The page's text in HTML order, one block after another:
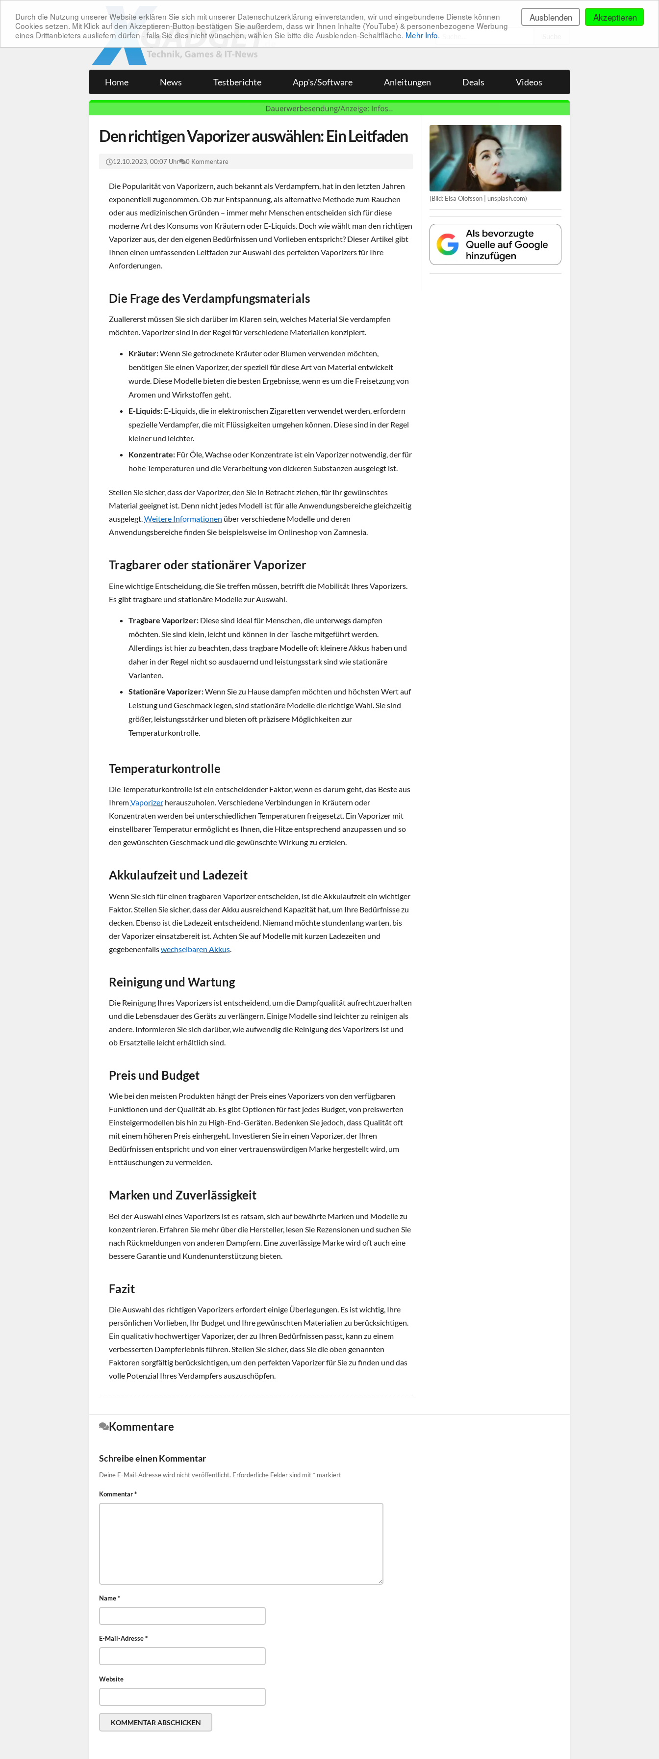
Akzeptieren
Ausblenden
Durch die Nutzung unserer Website erklären Sie sich mit unserer Datenschutzerklärung einverstanden, wir und eingebundene Dienste können
Cookies setzen. Mit Klick auf den Akzeptieren-Button bestätigen Sie außerdem, dass wir Ihnen Inhalte (YouTube) & personenbezogene Werbung
eines Drittanbieters ausliefern dürfen - falls Sie dies nicht wünschen, wählen Sie bitte die Ausblenden-Schaltfläche. Mehr Info.
Home News Testberichte App's/Software Anleitungen Deals Videos
Den richtigen Vaporizer auswählen: Ein Leitfaden
12.10.2023, 00:07 Uhr 0 Kommentare
Die Popularität von Vaporizern, auch bekannt als Verdampfern, hat in den letzten Jahren
exponentiell zugenommen. Ob zur Entspannung, als alternative Methode zum Rauchen
oder aus medizinischen Gründen – immer mehr Menschen entscheiden sich für diese
moderne Art des Konsums von Kräutern oder E-Liquids. Doch wie wählt man den richtigen
Vaporizer aus, der den eigenen Bedürfnissen und Vorlieben entspricht? Dieser Artikel gibt
Ihnen einen umfassenden Leitfaden zur Auswahl des perfekten Vaporizers für Ihre
Anforderungen.
Die Frage des Verdampfungsmaterials
Zuallererst müssen Sie sich darüber im Klaren sein, welches Material Sie verdampfen
möchten. Vaporizer sind in der Regel für verschiedene Materialien konzipiert.
Kräuter:Wenn Sie getrocknete Kräuter oder Blumen verwenden möchten,
benötigen Sie einen Vaporizer, der speziell für diese Art von Material entwickelt
wurde. Diese Modelle bieten die besten Ergebnisse, wenn es um die Freisetzung von
Aromen und Wirkstoffen geht.
E-Liquids: E-Liquids, die in elektronischen Zigaretten verwendet werden, erfordern
spezielle Verdampfer, die mit Flüssigkeiten umgehen können. Diese sind in der Regel
kleiner und leichter.
Konzentrate: Für Öle, Wachse oder Konzentrate ist ein Vaporizer notwendig, der für
hohe Temperaturen und die Verarbeitung von dickeren Substanzen ausgelegt ist.
Stellen Sie sicher, dass der Vaporizer, den Sie in Betracht ziehen, für Ihr gewünschtes
Material geeignet ist. Denn nicht jedes Modell ist für alle Anwendungsbereiche gleichzeitig
ausgelegt.Weitere Informationen über verschiedene Modelle und deren
Anwendungsbereiche finden Sie beispielsweise im Onlineshop von Zamnesia.
Tragbarer oder stationärer Vaporizer
Eine wichtige Entscheidung, die Sie treffen müssen, betrifft die Mobilität Ihres Vaporizers.
Es gibt tragbare und stationäre Modelle zur Auswahl.
Tragbare Vaporizer: Diese sind ideal für Menschen, die unterwegs dampfen
möchten. Sie sind klein, leicht und können in der Tasche mitgeführt werden.
Allerdings ist hier zu beachten, dass tragbare Modelle oft kleinere Akkus haben und
daher in der Regel nicht so ausdauernd und leistungsstark sind wie stationäre
Varianten.
Stationäre Vaporizer:Wenn Sie zu Hause dampfen möchten und höchsten Wert auf
Leistung und Geschmack legen, sind stationäre Modelle die richtige Wahl. Sie sind
größer, leistungsstärker und bieten oft präzisere Möglichkeiten zur
Temperaturkontrolle.
Temperaturkontrolle
Die Temperaturkontrolle ist ein entscheidender Faktor, wenn es darum geht, das Beste aus
IhremVaporizer herauszuholen. Verschiedene Verbindungen in Kräutern oder
Konzentraten werden bei unterschiedlichen Temperaturen freigesetzt. Ein Vaporizer mit
einstellbarer Temperatur ermöglicht es Ihnen, die Hitze entsprechend anzupassen und so
den gewünschten Geschmack und die gewünschte Wirkung zu erzielen.
Akkulaufzeit und Ladezeit
Wenn Sie sich für einen tragbaren Vaporizer entscheiden, ist die Akkulaufzeit ein wichtiger
Faktor. Stellen Sie sicher, dass der Akku ausreichend Kapazität hat, um Ihre Bedürfnisse zu
decken. Ebenso ist die Ladezeit entscheidend. Niemand möchte stundenlang warten, bis
der Vaporizer einsatzbereit ist. Achten Sie auf Modelle mit kurzen Ladezeiten und
gegebenenfallswechselbaren Akkus
Reinigung und Wartung
Die Reinigung Ihres Vaporizers ist entscheidend, um die Dampfqualität aufrechtzuerhalten
und die Lebensdauer des Geräts zu verlängern. Einige Modelle sind leichter zu reinigen als
andere. Informieren Sie sich darüber, wie aufwendig die Reinigung des Vaporizers ist und
ob Ersatzteile leicht erhältlich sind.
Preis und Budget
Wie bei den meisten Produkten hängt der Preis eines Vaporizers von den verfügbaren
Funktionen und der Qualität ab. Es gibt Optionen für fast jedes Budget, von preiswerten
Einsteigermodellen bis hin zu High-End-Geräten. Bedenken Sie jedoch, dass Qualität oft
mit einem höheren Preis einhergeht. Investieren Sie in einen Vaporizer, der Ihren
Bedürfnissen entspricht und von einer vertrauenswürdigen Marke hergestellt wird, um
Enttäuschungen zu vermeiden.
Marken und Zuverlässigkeit
Bei der Auswahl eines Vaporizers ist es ratsam, sich auf bewährte Marken und Modelle zu
konzentrieren. Erfahren Sie mehr über die Hersteller, lesen Sie Rezensionen und suchen Sie
nach Rückmeldungen von anderen Dampfern. Eine zuverlässige Marke wird oft auch eine
bessere Garantie und Kundenunterstützung bieten.
Fazit
Die Auswahl des richtigen Vaporizers erfordert einige Überlegungen. Es ist wichtig, Ihre
persönlichen Vorlieben, Ihr Budget und Ihre gewünschten Materialien zu berücksichtigen.
Ein qualitativ hochwertiger Vaporizer, der zu Ihren Bedürfnissen passt, kann zu einem
verbesserten Dampferlebnis führen. Stellen Sie sicher, dass Sie die oben genannten
Faktoren sorgfältig berücksichtigen, um den perfekten Vaporizer für Sie zu finden und das
volle Potenzial Ihres Verdampfers auszuschöpfen.
(Bild: Elsa Olofsson | unsplash.com)
Kommentare
Schreibe einen Kommentar
Deine E-Mail-Adresse wird nicht veröffentlicht. Erforderliche Felder sind mit * markiert
Kommentar*
Name*
E-Mail-Adresse*
Website